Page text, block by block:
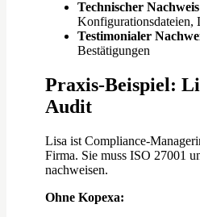
Technischer
Konfigurationsdateien,
Testimonialer
Bestätigungen
Praxis-Beispiel:
Audit
Lisa ist Compliance-
Firma. Sie muss ISO 27001
nachweisen.
Ohne Kopexa: